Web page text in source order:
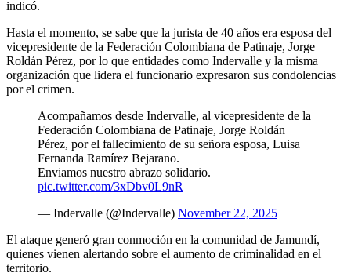
indicó.
Hasta el momento, se sabe que la jurista de 40 años era esposa del
vicepresidente de la Federación Colombiana de Patinaje, Jorge
Roldán Pérez, por lo que entidades como Indervalle y la misma
organización que lidera el funcionario expresaron sus condolencias
por el crimen.
Acompañamos desde Indervalle, al vicepresidente de la
Federación Colombiana de Patinaje, Jorge Roldán
Pérez, por el fallecimiento de su señora esposa, Luisa
Fernanda Ramírez Bejarano.
Enviamos nuestro abrazo solidario.
pic.twitter.com/3xDbv0L9nR
— Indervalle (@Indervalle) November 22, 2025
El ataque generó gran conmoción en la comunidad de Jamundí,
quienes vienen alertando sobre el aumento de criminalidad en el
territorio.